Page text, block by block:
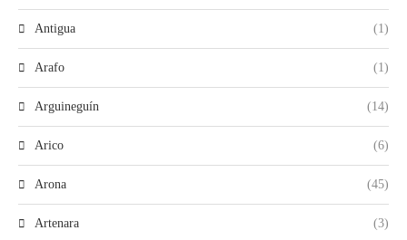
Antigua (1)
Arafo (1)
Arguineguín (14)
Arico (6)
Arona (45)
Artenara (3)